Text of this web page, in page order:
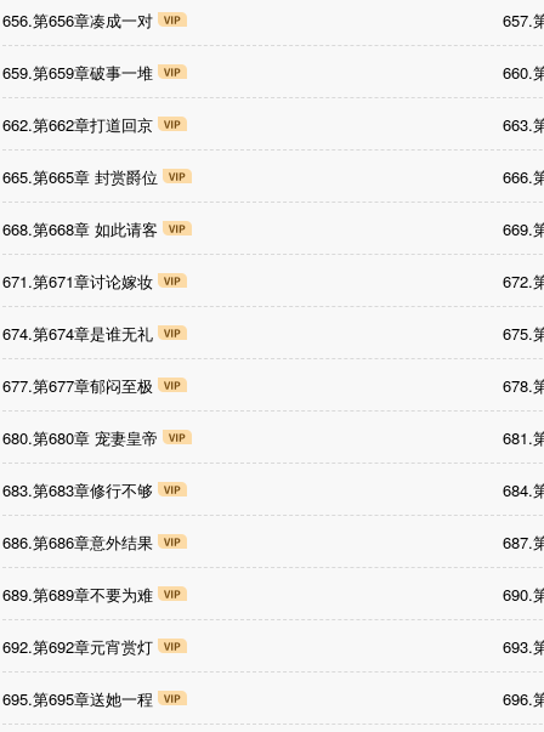
656.第656章凑成一对 657.
659.第659章破事一堆 660.
662.第662章打道回京 663.
665.第665章 封赏爵位 666.
668.第668章 如此请客 669.
671.第671章讨论嫁妆 672.
674.第674章是谁无礼 675.
677.第677章郁闷至极 678.
680.第680章 宠妻皇帝 681.
683.第683章修行不够 684.
686.第686章意外结果 687.
689.第689章不要为难 690.
692.第692章元宵赏灯 693.
695.第695章送她一程 696.